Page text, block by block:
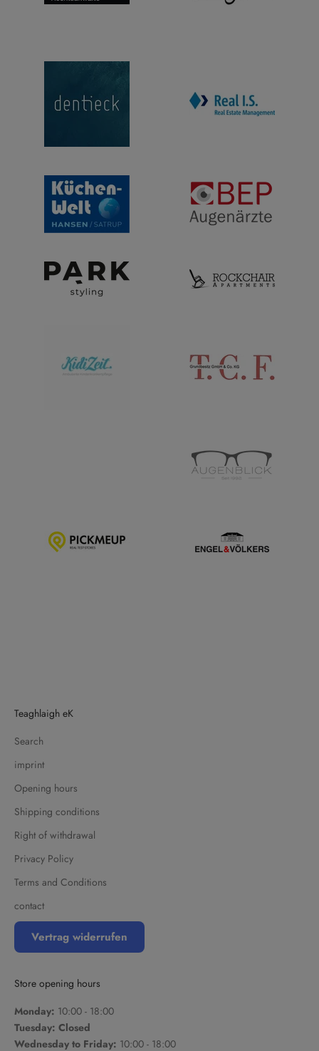
Teaghlaigh eK
Search
imprint
Opening hours
Shipping conditions
Right of withdrawal
Privacy Policy
Terms and Conditions
contact
Vertrag widerrufen
Store opening hours
Monday: 10:00 - 18:00
Tuesday: Closed
Wednesday to Friday: 10:00 - 18:00